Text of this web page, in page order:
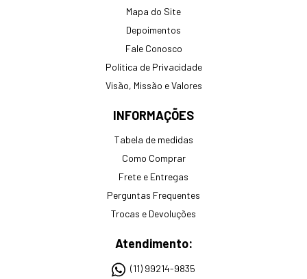
Mapa do Site
Depoimentos
Fale Conosco
Política de Privacidade
Visão, Missão e Valores
INFORMAÇÕES
Tabela de medidas
Como Comprar
Frete e Entregas
Perguntas Frequentes
Trocas e Devoluções
Atendimento:
(11) 99214-9835